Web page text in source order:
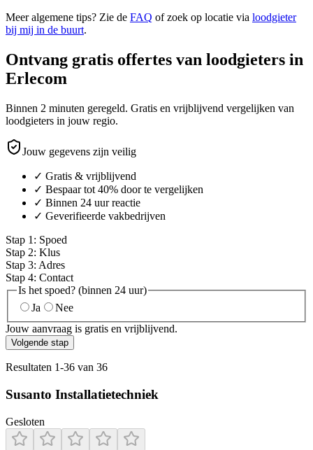
Meer algemene tips? Zie de FAQ of zoek op locatie via loodgieter
bij mij in de buurt.
Ontvang gratis offertes van loodgieters in
Erlecom
Binnen 2 minuten geregeld. Gratis en vrijblijvend vergelijken van
loodgieters in jouw regio.
Jouw gegevens zijn veilig
✓ Gratis & vrijblijvend
✓ Bespaar tot 40% door te vergelijken
✓ Binnen 24 uur reactie
✓ Geverifieerde vakbedrijven
Stap 1 : Spoed
Stap 2: Klus
Stap 3: Adres
Stap 4: Contact
Is het spoed? (binnen 24 uur)
Ja
Nee
Jouw aanvraag is gratis en vrijblijvend.
Volgende stap
Resultaten 1-36 van 36
Susanto Installatietechniek
Gesloten